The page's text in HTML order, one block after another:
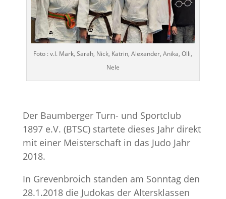
Foto : v.l. Mark, Sarah, Nick, Katrin, Alexander, Anika, Olli,
Nele
Der Baumberger Turn- und Sportclub
1897 e.V. (BTSC) startete dieses Jahr direkt
mit einer Meisterschaft in das Judo Jahr
2018.
In Grevenbroich standen am Sonntag den
28.1.2018 die Judokas der Altersklassen